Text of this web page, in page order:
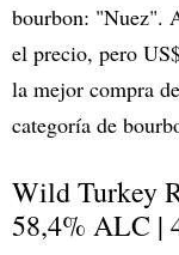
bourbon: "Nuez".
el precio, pero
la mejor compra
categoría de
Wild Turkey
58,4% ALC |